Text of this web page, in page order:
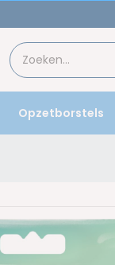
Opzetborstels